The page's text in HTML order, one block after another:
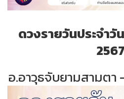
ดวงรายวันประจำวั
2567
อ.อาวุธจับยามสามต